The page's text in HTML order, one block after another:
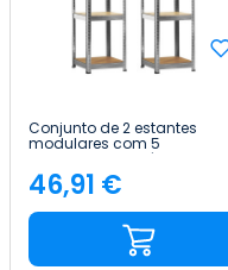
Conjunto de 2 estantes
modulares com 5
prateleiras ajustáveis, 180 x
40 x 40 cm, 175 kg Thinia
Home
Preço
46,91 €